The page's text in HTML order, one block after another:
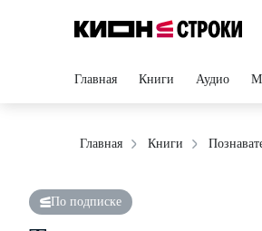
Главная Книги Аудио
Главная Книги
По подписке